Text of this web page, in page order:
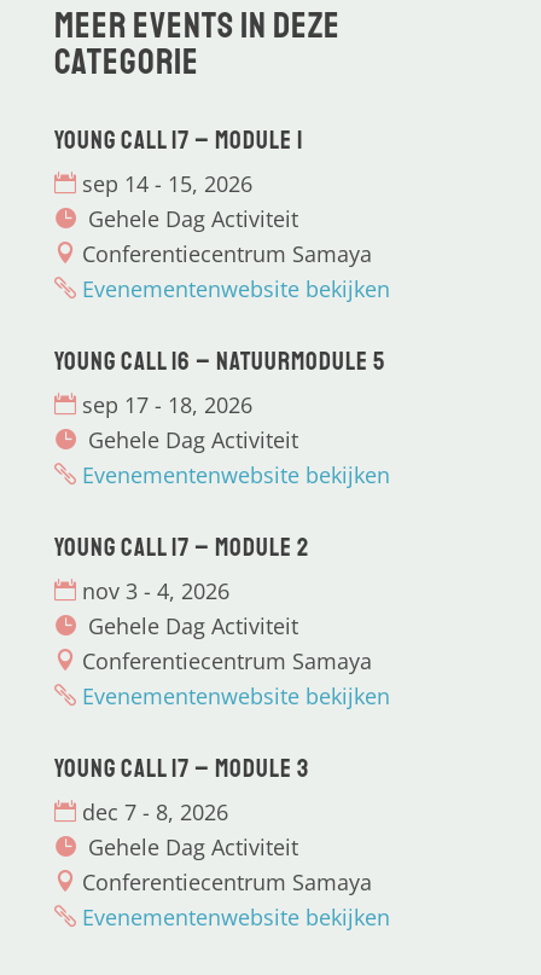
Meer events in deze
categorie
Young CALL 17 – Module 1
sep 14 - 15, 2026
Gehele Dag Activiteit
Conferentiecentrum Samaya
Evenementenwebsite bekijken
Young CALL 16 – Natuurmodule 5
sep 17 - 18, 2026
Gehele Dag Activiteit
Evenementenwebsite bekijken
Young CALL 17 – Module 2
nov 3 - 4, 2026
Gehele Dag Activiteit
Conferentiecentrum Samaya
Evenementenwebsite bekijken
Young CALL 17 – Module 3
dec 7 - 8, 2026
Gehele Dag Activiteit
Conferentiecentrum Samaya
Evenementenwebsite bekijken